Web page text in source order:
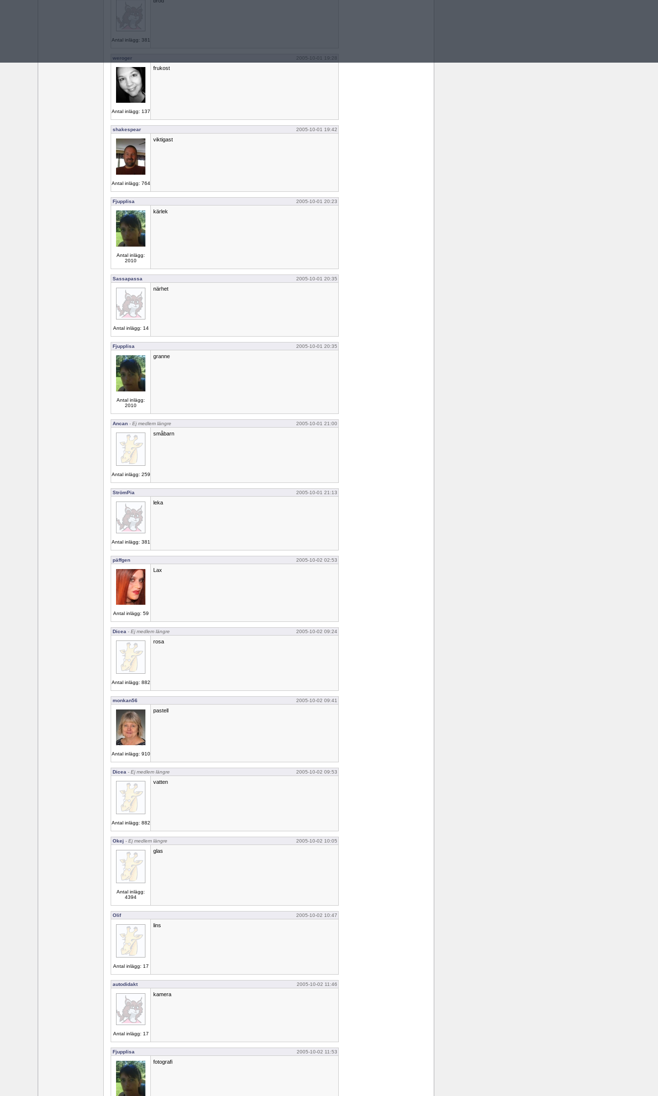
Antal inlägg: 381
weroger 2005-10-01 19:28
Antal inlägg: 137
frukost
shakespear 2005-10-01 19:42
Antal inlägg: 764
viktigast
Fjupplisa 2005-10-01 20:23
Antal inlägg:
2010
kärlek
Sassapassa 2005-10-01 20:35
Antal inlägg: 14
närhet
Fjupplisa 2005-10-01 20:35
Antal inlägg:
2010
granne
Ancan - Ej medlem längre 2005-10-01 21:00
Antal inlägg: 259
småbarn
StrömPia 2005-10-01 21:13
Antal inlägg: 381
leka
päffgen 2005-10-02 02:53
Antal inlägg: 59
Lax
Dicea - Ej medlem längre 2005-10-02 09:24
Antal inlägg: 882
rosa
monkan56 2005-10-02 09:41
Antal inlägg: 910
pastell
Dicea - Ej medlem längre 2005-10-02 09:53
Antal inlägg: 882
vatten
Okej - Ej medlem längre 2005-10-02 10:05
Antal inlägg:
4394
glas
Olif 2005-10-02 10:47
Antal inlägg: 17
lins
autodidakt 2005-10-02 11:46
Antal inlägg: 17
kamera
Fjupplisa 2005-10-02 11:53
fotografi